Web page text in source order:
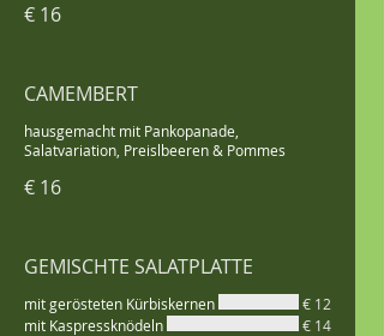
€ 16
CAMEMBERT
hausgemacht mit Pankopanade,
Salatvariation, Preislbeeren & Pommes
€ 16
GEMISCHTE SALATPLATTE
mit gerösteten Kürbiskernen
€ 12
mit Kaspressknödeln
€ 14